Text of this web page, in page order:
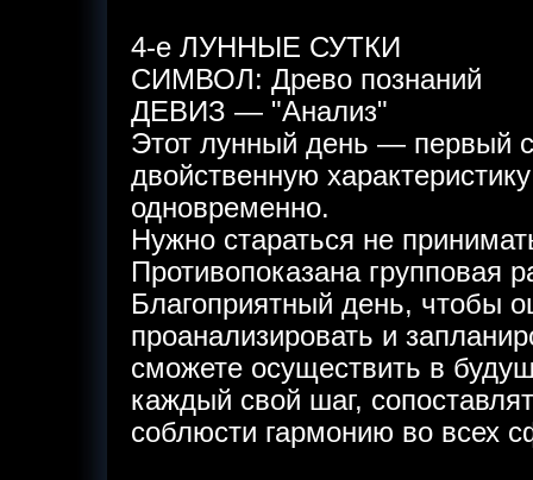
4-е ЛУННЫЕ СУТКИ
СИМВОЛ: Древо познаний
ДЕВИЗ — "Анализ"
Этот лунный день — первый
двойственную
одновременно.
Нужно стараться не
Противопоказана групповая
Благоприятный день, чтобы
проанализировать и
сможете осуществить в
каждый свой шаг,
соблюсти гармонию во всех